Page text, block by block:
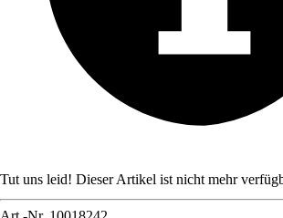
Tut uns leid! Dieser Artikel ist nicht mehr